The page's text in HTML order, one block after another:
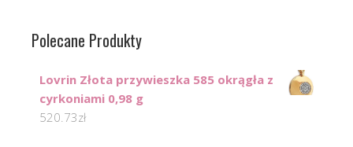
Polecane Produkty
Lovrin Złota przywieszka 585 okrągła z
cyrkoniami 0,98 g
520.73zł